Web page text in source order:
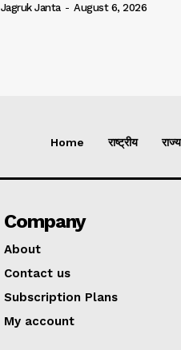
Jagruk Janta - August 6, 2026
Home राष्ट्रीय राज्य
Company
About
Contact us
Subscription Plans
My account